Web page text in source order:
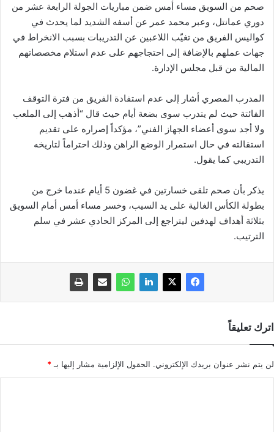
صحم من السويق مساء أمس ضمن مباريات الجولة الرابعة عشر من
دوري عمانتل، وعبر محمد عمر عن أسفه الشديد لما يحدث في
كواليس الفريق من تغيّب اللاعبين عن التدريبات بسبب الانخراط في
جهات عملهم بالإضافة إلى احتجاجهم على عدم استلام مخصصاتهم
المالية من قبل مجلس الإدارة.
المدرب المصري أشار إلى عدم استفادة الفريق من فترة التوقف
الفائتة حيث لم يتدرب سوى بضعة أيام حيث قال “أذهب إلى الملعب
ولا أجد سوى أعضاء الجهاز الفني”، مؤكداً إصراره على تقديم
استقالته في حال استمرار الوضع الراهن وذلك احتراماً لتاريخه
التدريبي كما يقول.
يذكر بأن صحم تلقى خسارتين في غضون 5 أيام عندما خرج من
بطولة الكأس الغالية على يد السيب، وخسر مساء أمس أمام السويق
بثلاثة أهداف لهدفين ليتراجع إلى المركز الحادي عشر في سلم
الترتيب.
اترك تعليقاً
لن يتم نشر عنوان بريدك الإلكتروني. الحقول الإلزامية مشار إليها بـ *